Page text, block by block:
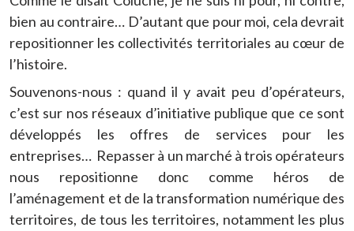
bien au contraire… D’autant que pour moi, cela devrait
repositionner les collectivités territoriales au cœur de
l’histoire.
Souvenons-nous : quand il y avait peu d’opérateurs,
c’est sur nos réseaux d’initiative publique que ce sont
développés les offres de services pour les
entreprises… Repasser à un marché à trois opérateurs
nous repositionne donc comme héros de
l’aménagement et de la transformation numérique des
territoires, de tous les territoires, notamment les plus